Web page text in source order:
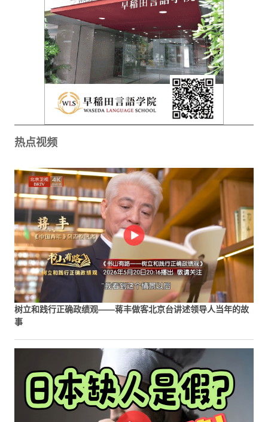
热点视频
树立和践行正确政绩观——蒋丰做客北京台讲述领导人当年的故
事